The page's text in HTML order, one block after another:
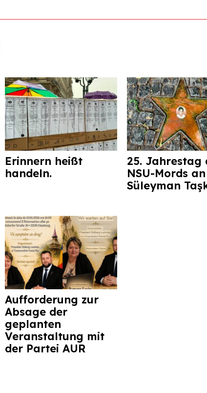
Erinnern heißt
handeln.
25. Jahrestag
NSU-Mords an
Süleyman
Aufforderung zur
Absage der
geplanten
Veranstaltung mit
der Partei AUR